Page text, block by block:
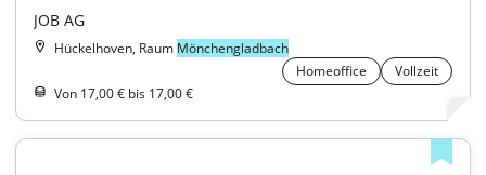
JOB AG
Hückelhoven, Raum Mönchengladbach
Homeoffice
Vollzeit
Von 17,00 € bis 17,00 €